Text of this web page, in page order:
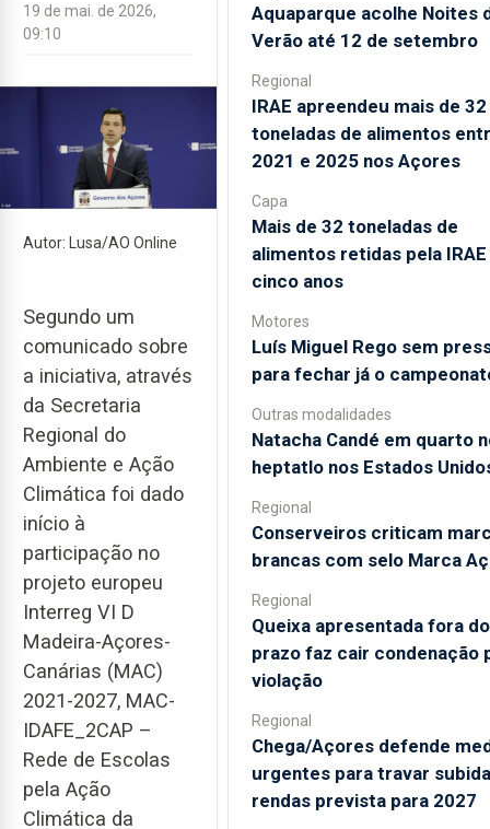
19 de mai. de 2026,
09:10
Autor: Lusa/AO Online
Segundo um
comunicado sobre
a iniciativa, através
da Secretaria
Regional do
Ambiente e Ação
Climática foi dado
início à
participação no
projeto europeu
Interreg VI D
Madeira-Açores-
Canárias (MAC)
2021-2027, MAC-
IDAFE_2CAP –
Rede de Escolas
pela Ação
Climática da
Aquaparque acolhe Noites
Verão até 12 de setembro
Regional
IRAE apreendeu mais de 32
toneladas de alimentos
2021 e 2025 nos Açores
Capa
Mais de 32 toneladas de
alimentos retidas pela
cinco anos
Motores
Luís Miguel Rego sem
para fechar já o
Outras modalidades
Natacha Candé em quarto
heptatlo nos Estados
Regional
Conserveiros criticam
brancas com selo Marca
Regional
Queixa apresentada fora do
prazo faz cair condenação
violação
Regional
Chega/Açores defende
urgentes para travar
rendas prevista para 2027